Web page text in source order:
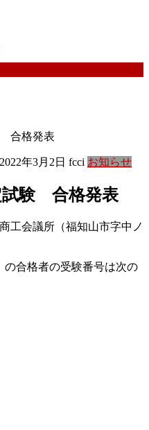
合格発表
2022年3月2日 fcci お知らせ
試験 合格発表
工会議所（福知山市字中ノ
合格者の受験番号は次の